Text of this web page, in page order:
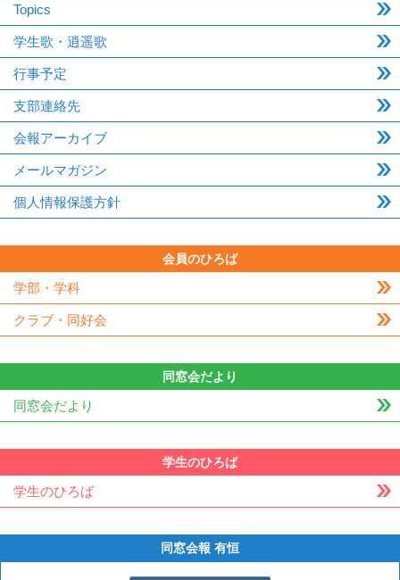
Topics
学生歌・逍遥歌
行事予定
支部連絡先
会報アーカイブ
メールマガジン
個人情報保護方針
会員のひろば
学部・学科
クラブ・同好会
同窓会だより
同窓会だより
学生のひろば
学生のひろば
同窓会報 有恒